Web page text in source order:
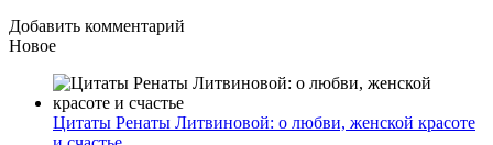
Добавить комментарий
Новое
Цитаты Ренаты Литвиновой: о любви, женской красоте